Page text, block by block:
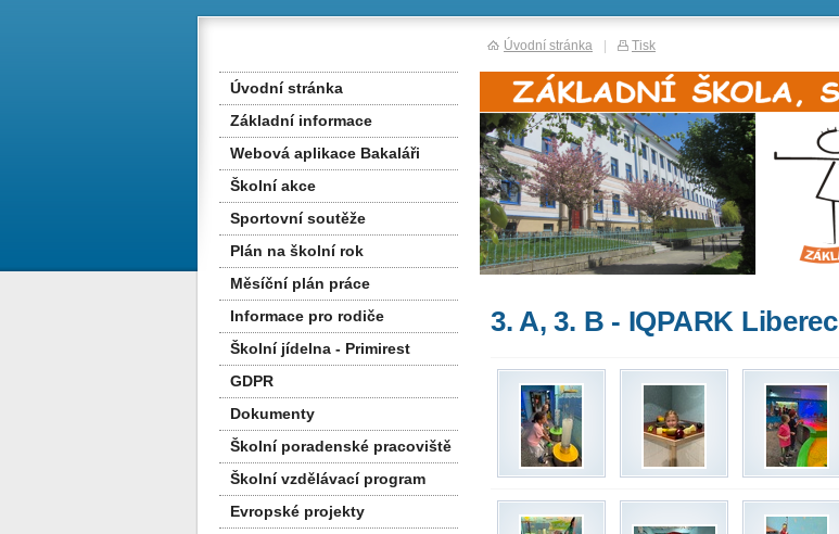
3. A, 3. B - IQPARK Liberec
Úvodní stránka
Základní informace
Webová aplikace Bakaláři
Školní akce
Sportovní soutěže
Plán na školní rok
Měsíční plán práce
Informace pro rodiče
Školní jídelna - Primirest
GDPR
Dokumenty
Školní poradenské pracoviště
Školní vzdělávací program
Evropské projekty
Úvodní stránka | Tisk